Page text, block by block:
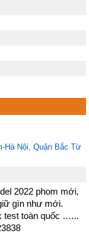
Hà Nội, Quận Bắc Từ
2022 phom mới,
gìn như mới.
test toàn quốc …...